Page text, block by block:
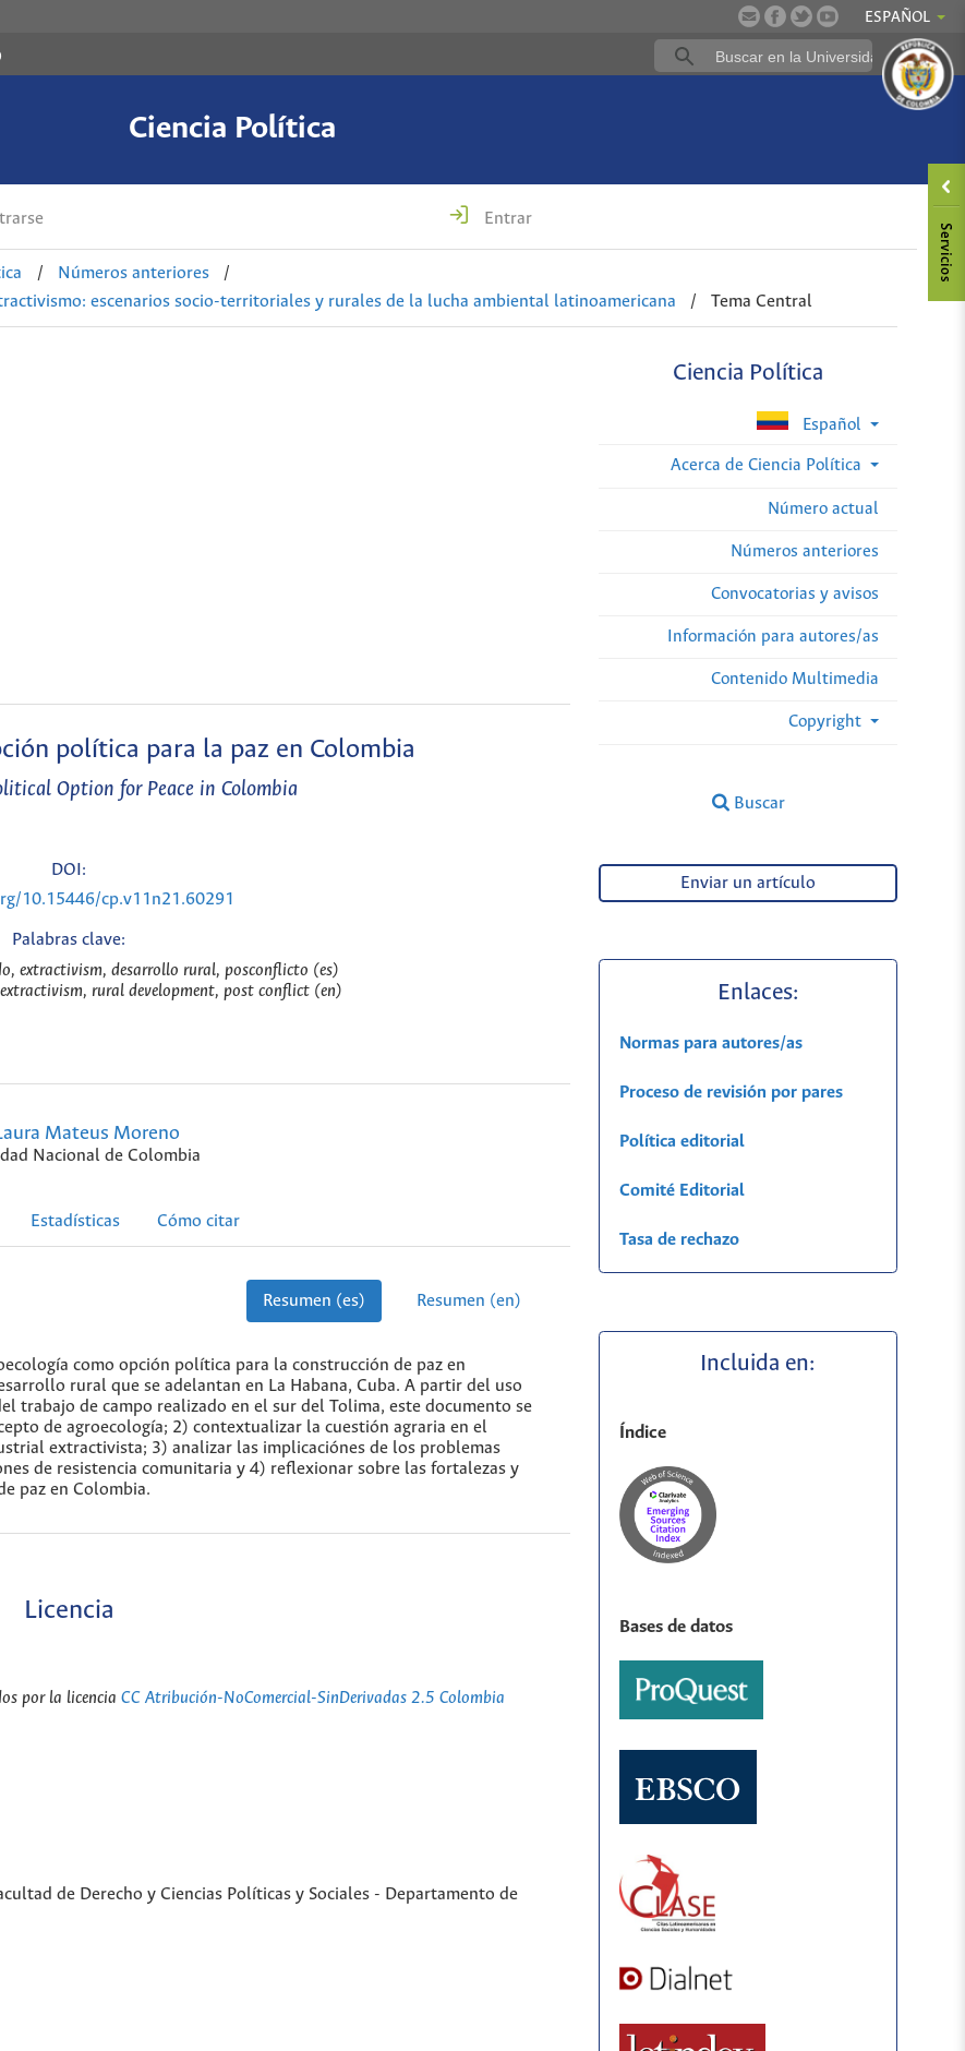
ESPAÑOL
Ciencia Política
Entrar
/ Números anteriores
/
escenarios socio-territoriales y rurales de la lucha ambiental latinoamericana
/ Tema Central
Ciencia Política
Español
Acerca de Ciencia Política
Número actual
Números anteriores
Convocatorias y avisos
Información para autores/as
Contenido Multimedia
Copyright
Buscar
política para la paz en Colombia
Option for Peace in Colombia
DOI:
10.15446/cp.v11n21.60291
Palabras clave:
extractivism, desarrollo rural, posconflicto (es)
rural development, post conflict (en)
Mateus Moreno
Nacional de Colombia
Estadísticas Cómo citar
Resumen (es) Resumen (en)
como opción política para la construcción de paz en
rural que se adelantan en La Habana, Cuba. A partir del uso
trabajo de campo realizado en el sur del Tolima, este documento se
de agroecología; 2) contextualizar la cuestión agraria en el
extractivista; 3) analizar las implicaciónes de los problemas
de resistencia comunitaria y 4) reflexionar sobre las fortalezas y
paz en Colombia.
Licencia
por la licencia CC Atribución-NoComercial-SinDerivadas 2.5 Colombia
de Derecho y Ciencias Políticas y Sociales - Departamento de
Enviar un artículo
Enlaces:
Normas para autores/as
Proceso de revisión por pares
Política editorial
Comité Editorial
Tasa de rechazo
Incluida en:
Índice
Bases de datos